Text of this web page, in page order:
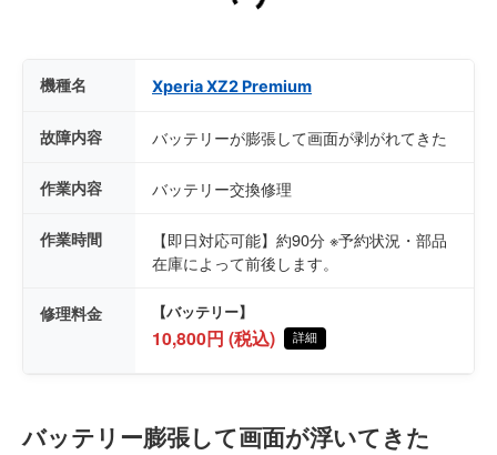
機種名 Xperia XZ2 Premium
故障内容 バッテリーが膨張して画面が剥がれてきた
作業内容 バッテリー交換修理
作業時間
【即日対応可能】約90分 ※予約状況・部品
在庫によって前後します。
修理料金 【バッテリー】
10,800円 (税込) 詳細
バッテリー膨張して画面が浮いてきた